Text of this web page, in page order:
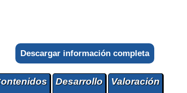
Descargar información completa
Desarrollo Valoración